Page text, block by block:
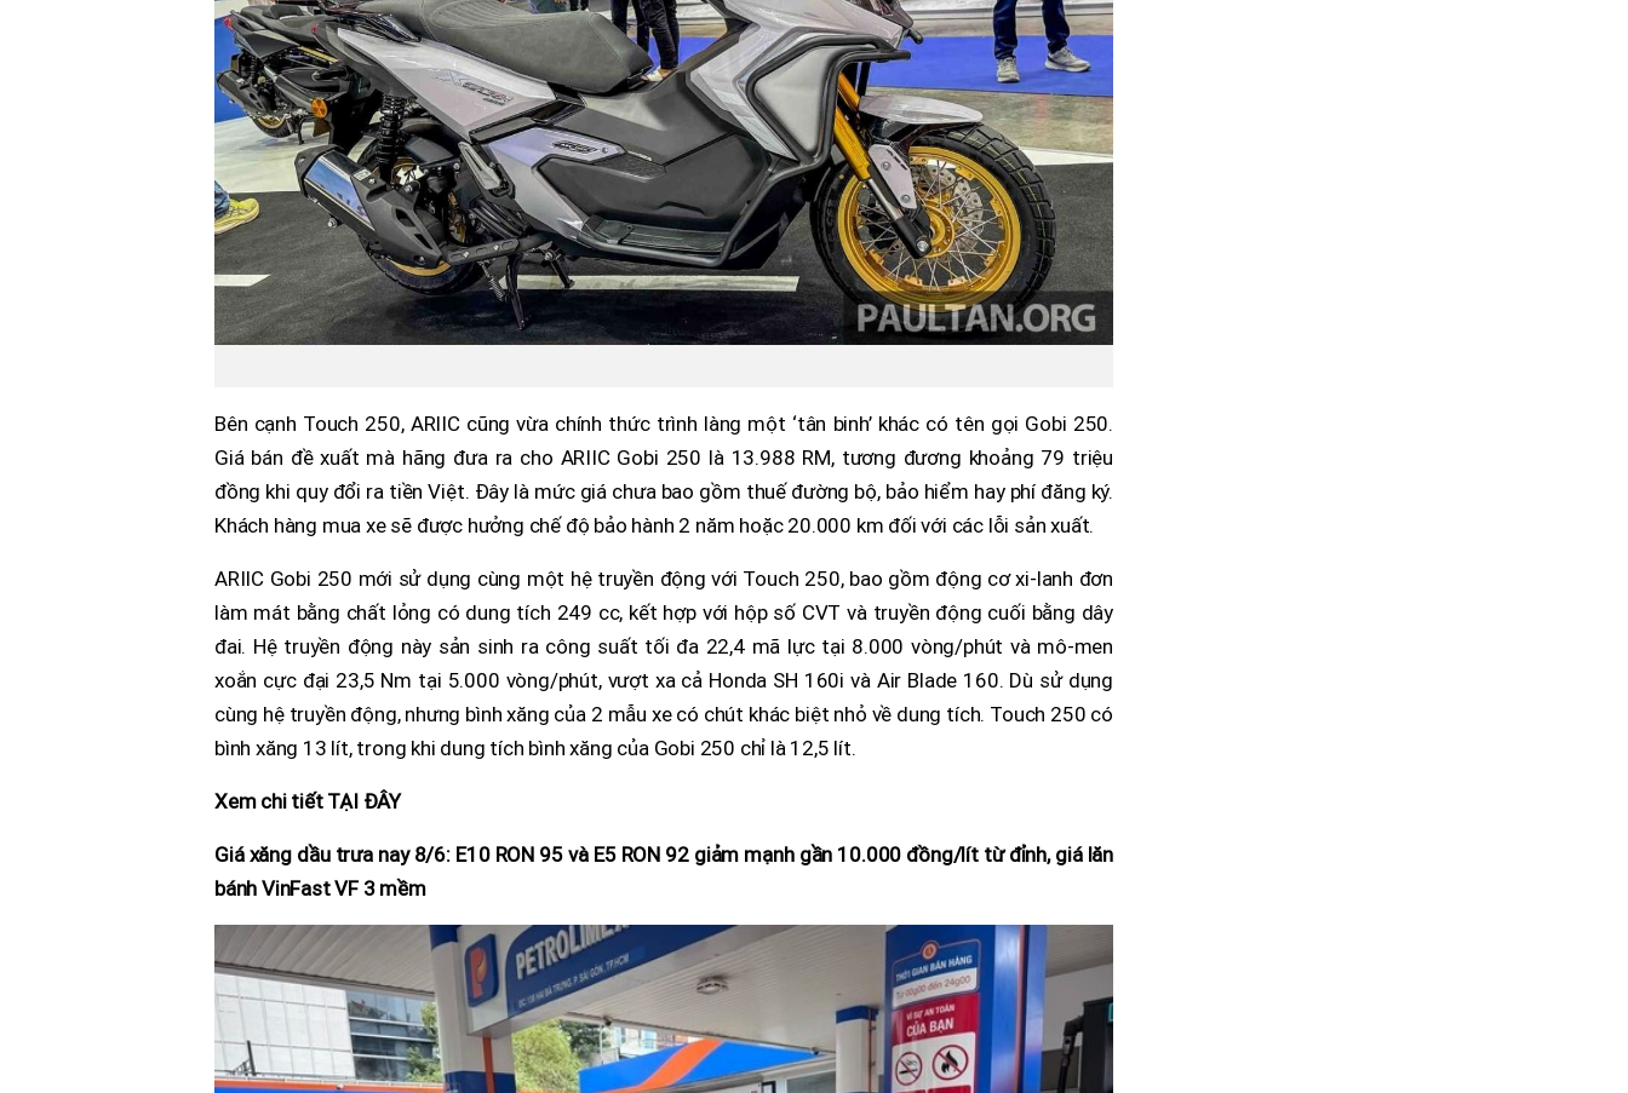
Bên cạnh Touch 250, ARIIC cũng vừa chính thức trình làng một ‘tân binh’ khác có tên gọi Gobi 250.
Giá bán đề xuất mà hãng đưa ra cho ARIIC Gobi 250 là 13.988 RM, tương đương khoảng 79 triệu
đồng khi quy đổi ra tiền Việt. Đây là mức giá chưa bao gồm thuế đường bộ, bảo hiểm hay phí đăng ký.
Khách hàng mua xe sẽ được hưởng chế độ bảo hành 2 năm hoặc 20.000 km đối với các lỗi sản xuất.
ARIIC Gobi 250 mới sử dụng cùng một hệ truyền động với Touch 250, bao gồm động cơ xi-lanh đơn
làm mát bằng chất lỏng có dung tích 249 cc, kết hợp với hộp số CVT và truyền động cuối bằng dây
đai. Hệ truyền động này sản sinh ra công suất tối đa 22,4 mã lực tại 8.000 vòng/phút và mô-men
xoắn cực đại 23,5 Nm tại 5.000 vòng/phút, vượt xa cả Honda SH 160i và Air Blade 160. Dù sử dụng
cùng hệ truyền động, nhưng bình xăng của 2 mẫu xe có chút khác biệt nhỏ về dung tích. Touch 250 có
bình xăng 13 lít, trong khi dung tích bình xăng của Gobi 250 chỉ là 12,5 lít.
Xem chi tiết TẠI ĐÂY
Giá xăng dầu trưa nay 8/6: E10 RON 95 và E5 RON 92 giảm mạnh gần 10.000 đồng/lít từ đỉnh, giá lăn
bánh VinFast VF 3 mềm